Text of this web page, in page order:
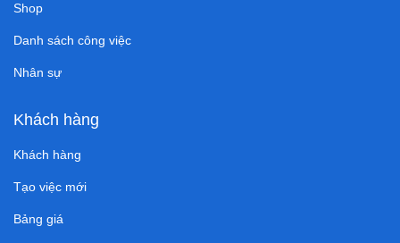
Shop
Danh sách công việc
Nhân sự
Khách hàng
Khách hàng
Tạo việc mới
Bảng giá